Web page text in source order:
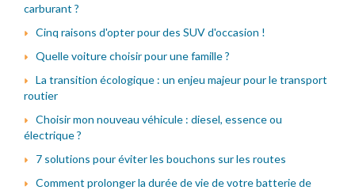
carburant ?
Cinq raisons d'opter pour des SUV d'occasion !
Quelle voiture choisir pour une famille ?
La transition écologique : un enjeu majeur pour le transport
routier
Choisir mon nouveau véhicule : diesel, essence ou
électrique ?
7 solutions pour éviter les bouchons sur les routes
Comment prolonger la durée de vie de votre batterie de